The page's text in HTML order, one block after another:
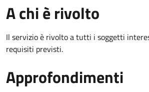
A chi è rivolto
Il servizio è rivolto a tutti i soggetti
requisiti previsti.
Approfondimenti